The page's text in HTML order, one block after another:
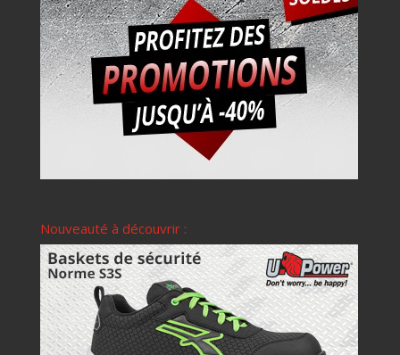
Nouveauté à découvrir :